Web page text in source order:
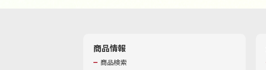
商品情報
商品検索